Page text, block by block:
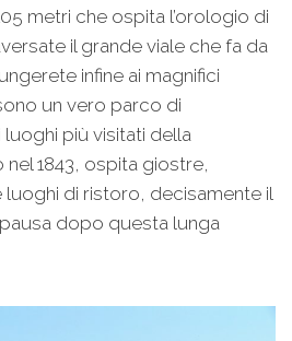
metri che ospita l’orologio di
il grande viale che fa da
infine ai magnifici
un vero parco di
più visitati della
nel 1843, ospita giostre,
luoghi di ristoro, decisamente il
dopo questa lunga